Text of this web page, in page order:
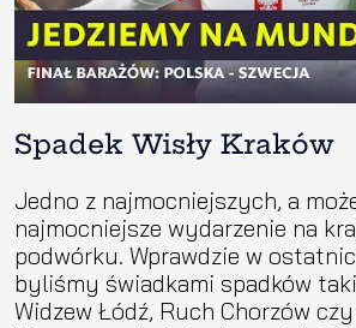
Spadek Wisły Kraków
Jedno z najmocniejszych, a
najmocniejsze wydarzenie na
podwórku. Wprawdzie w
byliśmy świadkami spadków
Widzew Łódź, Ruch Chorzów